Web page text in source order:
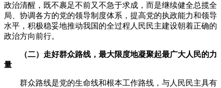
政治清醒，既不裹足不前又不急于求成，而是继续健全总揽全
局、协调各方的党的领导制度体系，提高党的执政能力和领导
水平，积极稳妥地推动我国的全过程人民民主建设朝着正确的
政治方向前行。
（二）走好群众路线，最大限度地凝聚起最广大人民的力
量
群众路线是党的生命线和根本工作路线，与人民民主具有